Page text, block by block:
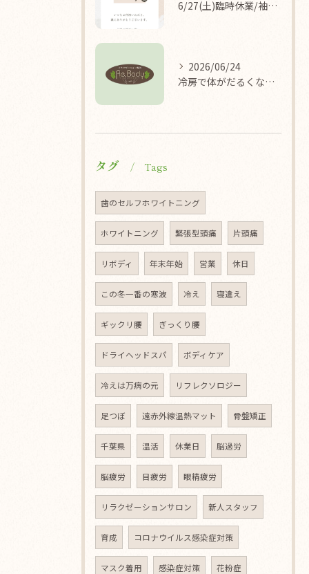
6/27(土)臨時休業/袖ケ浦/リラクゼーション整体Re.Body
2026/06/24
冷房で体がだるくなる理由/袖ケ浦/リラクゼーション整体Re.Body
タグ Tags
歯のセルフホワイトニング
ホワイトニング 緊張型頭痛 片頭痛
リボディ 年末年始 営業 休日
この冬一番の寒波 冷え 寝違え
ギックリ腰 ぎっくり腰
ドライヘッドスパ ボディケア
冷えは万病の元 リフレクソロジー
足つぼ 遠赤外線温熱マット 骨盤矯正
千葉県 温活 休業日 脳過労
脳疲労 目疲労 眼精疲労
リラクゼーションサロン 新人スタッフ
育成 コロナウイルス感染症対策
マスク着用 感染症対策 花粉症